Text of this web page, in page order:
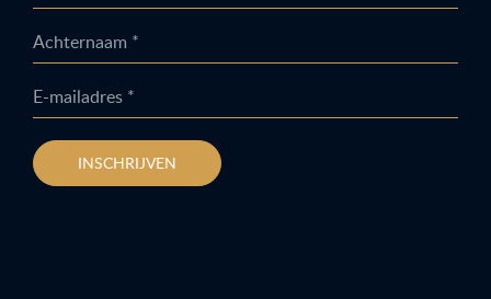
Achternaam *
E-mailadres *
INSCHRIJVEN